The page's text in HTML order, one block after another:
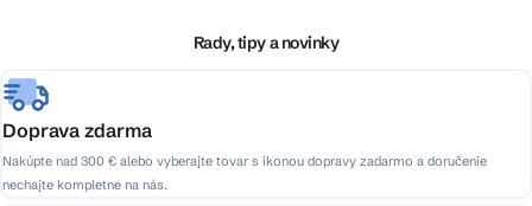
e
Rady, tipy a novinky
Doprava zdarma
Nakúpte nad 300 € alebo vyberajte tovar s ikonou dopravy zadarmo a doručenie
nechajte kompletne na nás.